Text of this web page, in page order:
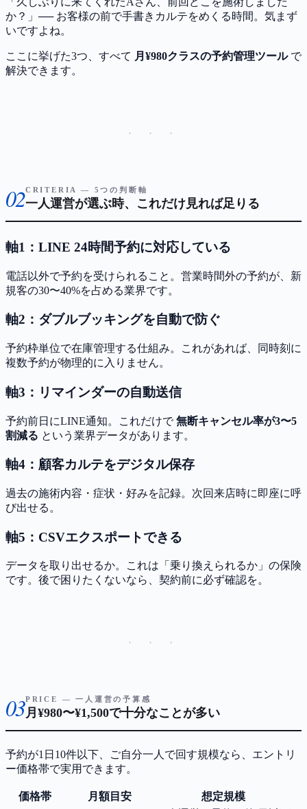
か？」── お客様の前で手書きカルテをめくる時間。気まず
いですよね。
ここに挙げた3つ、すべて 月¥980クラスの予約管理ツールで
解決できます。
· · ·
02CRITERIA — 5つの判断軸
一人運営が選ぶ時、これだけ見れば足りる
軸1：LINE 24時間予約に対応している
電話以外で予約を受けられること。営業時間外の予約が、新
規客の30〜40%を占める業界です。
軸2：ダブルブッキングを自動で防ぐ
予約枠単位で在庫管理する仕組み。これがあれば、同時刻に
複数予約が物理的に入りません。
軸3：リマインダーの自動送信
予約前日にLINE通知。これだけで無断キャンセル率が3〜5
割減る という業界データがあります。
軸4：顧客カルテをデジタル保存
過去の施術内容・症状・好みを記録。次回来店時に即座に呼
び出せる。
軸5：CSVエクスポートできる
データを取り出せるか。これは「乗り換えられるか」の保険
です。後で困りたくないなら、契約前に必ず確認を。
· · ·
03PRICE — 一人運営の予算感
月¥980〜¥1,500で十分なことが多い
予約が1日10件以下、ご自分一人で回す規模なら、エントリ
ー価格帯で実用できます。
価格帯 月額目安
想定規模